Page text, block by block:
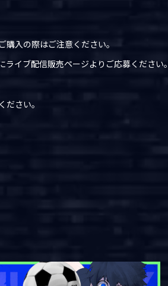
入の際はご注意ください。
イブ配信販売ページよりご応募ください。
さい。